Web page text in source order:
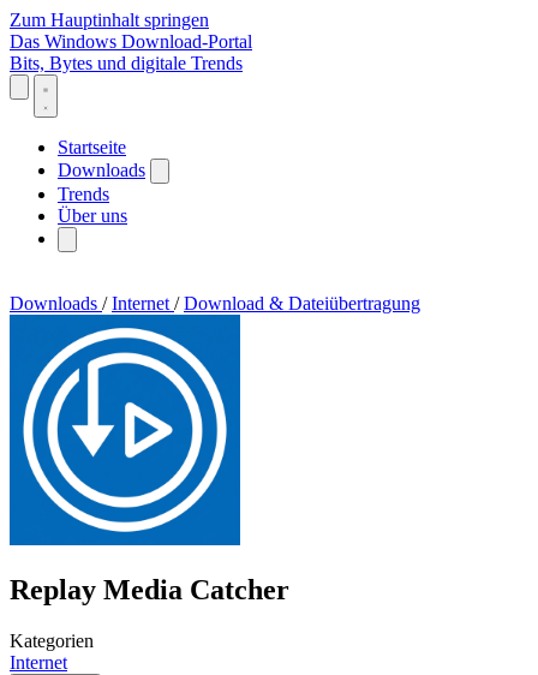
Zum Hauptinhalt springen
Das Windows Download-Portal
Bits, Bytes und digitale Trends
Startseite
Downloads
Trends
Über uns
Downloads / Internet / Download & Dateiübertragung
Replay Media Catcher
Kategorien
Internet